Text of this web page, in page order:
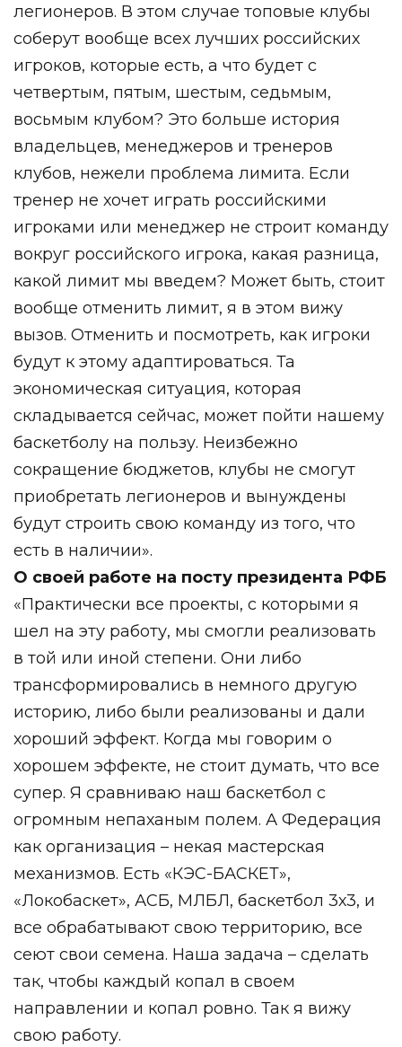
легионеров. В этом случае топовые клубы
соберут вообще всех лучших российских
игроков, которые есть, а что будет с
четвертым, пятым, шестым, седьмым,
восьмым клубом? Это больше история
владельцев, менеджеров и тренеров
клубов, нежели проблема лимита. Если
тренер не хочет играть российскими
игроками или менеджер не строит команду
вокруг российского игрока, какая разница,
какой лимит мы введем? Может быть, стоит
вообще отменить лимит, я в этом вижу
вызов. Отменить и посмотреть, как игроки
будут к этому адаптироваться. Та
экономическая ситуация, которая
складывается сейчас, может пойти нашему
баскетболу на пользу. Неизбежно
сокращение бюджетов, клубы не смогут
приобретать легионеров и вынуждены
будут строить свою команду из того, что
есть в наличии».
О своей работе на посту президента РФБ
«Практически все проекты, с которыми я
шел на эту работу, мы смогли реализовать
в той или иной степени. Они либо
трансформировались в немного другую
историю, либо были реализованы и дали
хороший эффект. Когда мы говорим о
хорошем эффекте, не стоит думать, что все
супер. Я сравниваю наш баскетбол с
огромным непаханым полем. А Федерация
как организация – некая мастерская
механизмов. Есть «КЭС-БАСКЕТ»,
«Локобаскет», АСБ, МЛБЛ, баскетбол 3х3, и
все обрабатывают свою территорию, все
сеют свои семена. Наша задача – сделать
так, чтобы каждый копал в своем
направлении и копал ровно. Так я вижу
свою работу.